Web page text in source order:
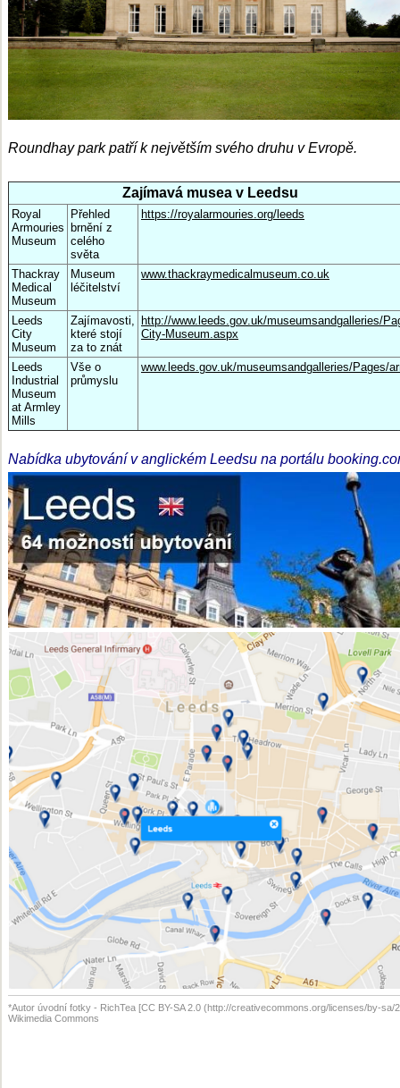
Roundhay park patří k největším svého druhu v Evropě.
Zajímavá musea v Leedsu
Royal
Armouries
Museum
Přehled
brnění z
celého
světa
https://royalarmouries.org/leeds
Thackray
Medical
Museum
Museum
léčitelství
www.thackraymedicalmuseum.co.uk
Leeds
City
Museum
Zajímavosti,
které stojí
za to znát
http://www.leeds.gov.uk/museumsandgalleries/
City-Museum.aspx
Leeds
Industrial
Museum
at Armley
Mills
Vše o
průmyslu
www.leeds.gov.uk/museumsandgalleries/Pages/
Nabídka ubytování v anglickém Leedsu na portálu
*Autor úvodní fotky - RichTea [CC BY-SA 2.0 (http://creativecommons.org/licenses/by-sa/
Wikimedia Commons